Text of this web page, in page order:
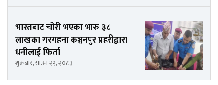
भारतबाट चोरी भएका भारु ३८
लाखका गरगहना कञ्चनपुर प्रहरीद्वारा
धनीलाई फिर्ता
शुक्रबार, साउन २२, २०८३